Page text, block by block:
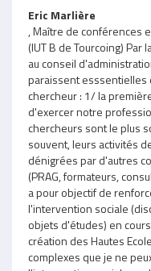
Eric Marlière
, Maître de conférences
(IUT B de Tourcoing)
au conseil
paraissent
chercheur : 1/ la
d'exercer notre
chercheurs sont le plus
souvent, leurs activités
dénigrées par d'autres
(PRAG, formateurs,
a pour objectif de
l'intervention sociale
objets d'études) en
création des Hautes
complexes que je ne